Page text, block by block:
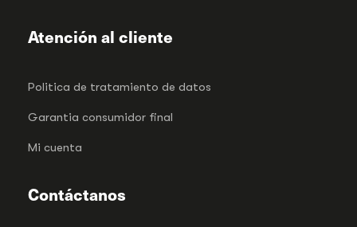
Atención al cliente
Politica de tratamiento de datos
Garantia consumidor final
Mi cuenta
Contáctanos